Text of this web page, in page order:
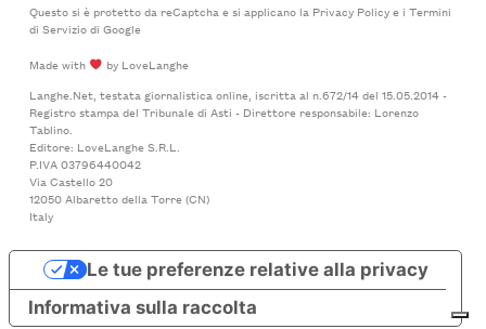
Questo si è protetto da reCaptcha e si applicano la Privacy Policye i Termini
di Serviziodi Google
Made with
by LoveLanghe
Langhe.Net, testata giornalistica online, iscritta al n.672/14 del 15.05.2014 -
Registro stampa del Tribunale di Asti - Direttore responsabile: Lorenzo
Tablino.
Editore: LoveLanghe S.R.L.
P.IVA 03796440042
Via Castello 20
12050 Albaretto della Torre (CN)
Italy
Informativa sulla raccolta
Le tue preferenze relative alla privacy